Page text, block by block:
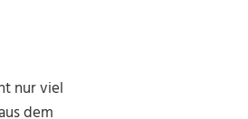
nur viel
dem